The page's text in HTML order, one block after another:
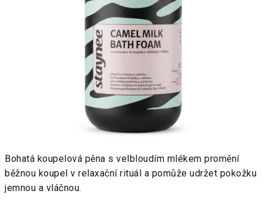
Bohatá koupelová pěna s velbloudím mlékem promění
běžnou koupel v relaxační rituál a pomůže udržet pokožku
jemnou a vláčnou.